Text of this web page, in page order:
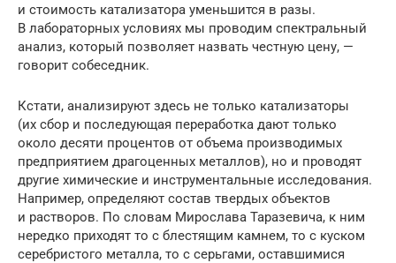
и стоимость катализатора уменьшится в разы.
В лабораторных условиях мы проводим спектральный
анализ, который позволяет назвать честную цену, —
говорит собеседник.
Кстати, анализируют здесь не только катализаторы
(их сбор и последующая переработка дают только
около десяти процентов от объема производимых
предприятием драгоценных металлов), но и проводят
другие химические и инструментальные исследования.
Например, определяют состав твердых объектов
и растворов. По словам Мирослава Таразевича, к ним
нередко приходят то с блестящим камнем, то с куском
серебристого металла, то с серьгами, оставшимися